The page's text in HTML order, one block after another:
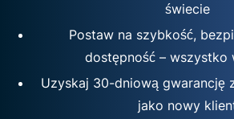
świecie
Postaw na szybkość,
dostępność – wszystko
Uzyskaj 30-dniową gwarancję
jako nowy